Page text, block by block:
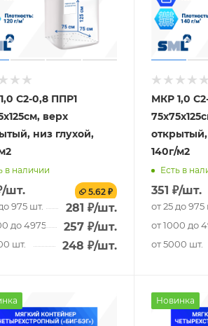
С2-0,8 ППР1
верх
низ глухой,
в наличии
/шт. 5.62 ₽
975 шт. 281 ₽/шт.
до 4975 шт. 257 ₽/шт.
шт. 248 ₽/шт.
МКР 1,0
140г/м2
Есть в
351 ₽/шт.
от 25 до 975
от 1000 до
от 5000 шт.
Новинка